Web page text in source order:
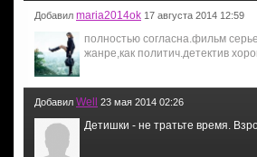
Добавил maria2014ok 17 августа 2014 12:59
полностью согласна.фильм
жанре,как политич.детектив
Добавил Well 23 мая 2014 02:26
Детишки - не тратьте время.